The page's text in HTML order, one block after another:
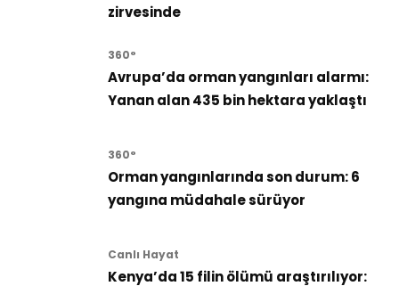
zirvesinde
360°
Avrupa’da orman yangınları alarmı:
Yanan alan 435 bin hektara yaklaştı
360°
Orman yangınlarında son durum: 6
yangına müdahale sürüyor
Canlı Hayat
Kenya’da 15 filin ölümü araştırılıyor: